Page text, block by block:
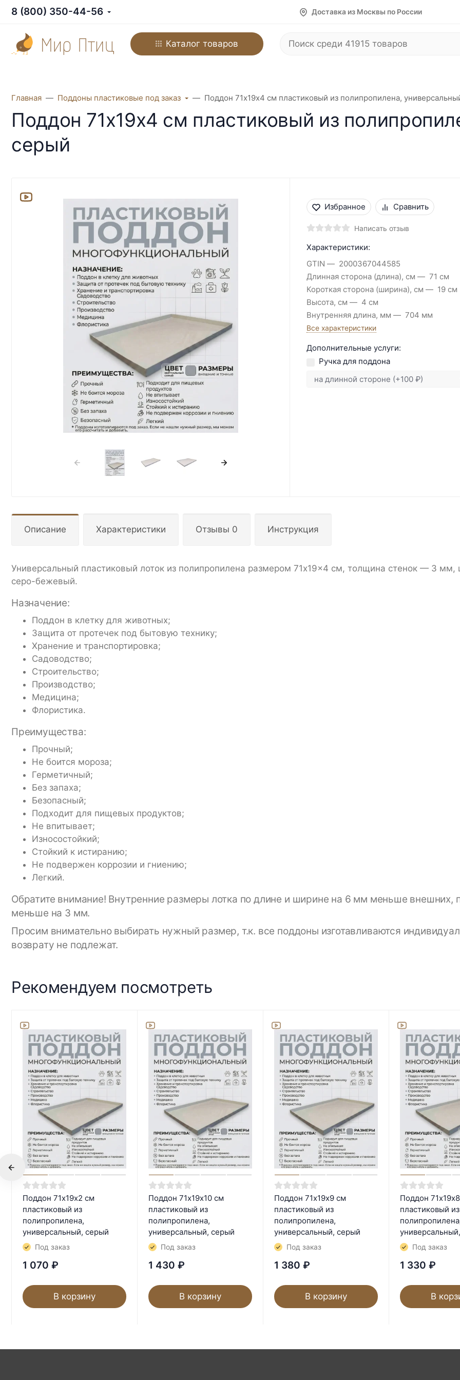
8 (800) 350-44-56 Доставка из Москвы по России
Каталог товаров
Главная Поддоны пластиковые под заказ Поддон 71х19х4 см пластиковый из полипропилена,
Поддон 71х19х4 см пластиковый из
серый
Избранное Сравнить
Написать отзыв
Характеристики:
GTIN
2000367044585
Длинная сторона (длина), см
71 см
Короткая сторона (ширина), см
19 см
Высота, см
4 см
Внутренняя длина, мм
704 мм
Все характеристики
Дополнительные услуги:
Ручка для поддона
Описание Характеристики Отзывы 0 Инструкция
Универсальный пластиковый лоток из полипропилена размером 71x19x4 см, толщина стенок — 3
серо-бежевый.
Назначение:
Поддон в клетку для животных;
Защита от протечек под бытовую технику;
Хранение и транспортировка;
Садоводство;
Строительство;
Производство;
Медицина;
Флористика.
Преимущества:
Прочный;
Не боится мороза;
Герметичный;
Без запаха;
Безопасный;
Подходит для пищевых продуктов;
Не впитывает;
Износостойкий;
Стойкий к истиранию;
Не подвержен коррозии и гниению;
Легкий.
Обратите внимание! Внутренние размеры лотка по длине и ширине на 6 мм меньше внешних,
меньше на 3 мм.
Просим внимательно выбирать нужный размер, т.к. все поддоны изготавливаются
возврату не подлежат.
Рекомендуем посмотреть
Поддон 71х19х2 см
пластиковый из
полипропилена,
универсальный, серый
Под заказ
1 070 ₽
В корзину
Поддон 71х19х10 см
пластиковый из
полипропилена,
универсальный, серый
Под заказ
1 430 ₽
В корзину
Поддон 71х19х9 см
пластиковый из
полипропилена,
универсальный, серый
Под заказ
1 380 ₽
В корзину
Поддон
пластиковый из
Под заказ
1 330 ₽
В